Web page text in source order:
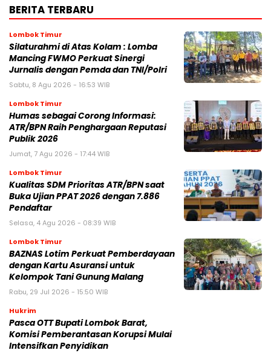
BERITA TERBARU
Lombok Timur
Silaturahmi di Atas Kolam : Lomba
Mancing FWMO Perkuat Sinergi
Jurnalis dengan Pemda dan TNI/Polri
Sabtu, 8 Agu 2026 - 16:53 WIB
Lombok Timur
Humas sebagai Corong Informasi:
ATR/BPN Raih Penghargaan Reputasi
Publik 2026
Jumat, 7 Agu 2026 - 17:44 WIB
Lombok Timur
Kualitas SDM Prioritas ATR/BPN saat
Buka Ujian PPAT 2026 dengan 7.886
Pendaftar
Selasa, 4 Agu 2026 - 08:39 WIB
Lombok Timur
BAZNAS Lotim Perkuat Pemberdayaan
dengan Kartu Asuransi untuk
Kelompok Tani Gunung Malang
Rabu, 29 Jul 2026 - 15:50 WIB
Hukrim
Pasca OTT Bupati Lombok Barat,
Komisi Pemberantasan Korupsi Mulai
Intensifkan Penyidikan